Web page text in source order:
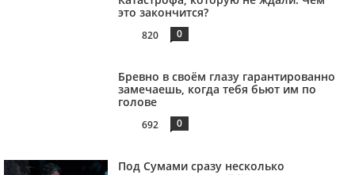
это закончится?
820 0
Бревно в своём глазу гарантированно
замечаешь, когда тебя бьют им по
голове
692 0
Под Сумами сразу несколько